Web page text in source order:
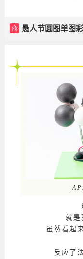
商 愚人节圆图单图
就是
虽然看起
反应了